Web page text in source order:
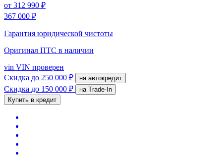
от 312 990 ₽
367 000 ₽
Гарантия юридической чистоты
Оригинал ПТС в наличии
vin VIN проверен
Скидка до 250 000 ₽ на автокредит
Скидка до 150 000 ₽
на Trade-In
Купить в кредит